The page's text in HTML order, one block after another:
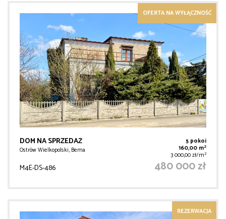
OFERTA NA WYŁĄCZNOŚĆ
DOM NA SPRZEDAŻ
Ostrów Wielkopolski, Bema
5 pokoi
160,00 m2
3 000,00 zł/m2
M4E-DS-486 480 000 zł
REZERWACJA